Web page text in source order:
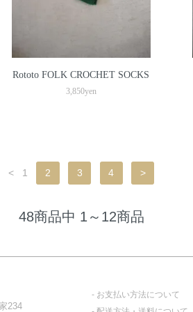
Rototo FOLK CROCHET SOCKS
3,850yen
< 1 2 3 4 >
48商品中 1～12商品
234
お支払い方法について